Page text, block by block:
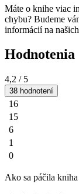
Máte o knihe viac
chybu? Budeme
informácií na
Hodnotenia
4,2 / 5
38 hodnotení
16
15
6
1
0
Ako sa páčila